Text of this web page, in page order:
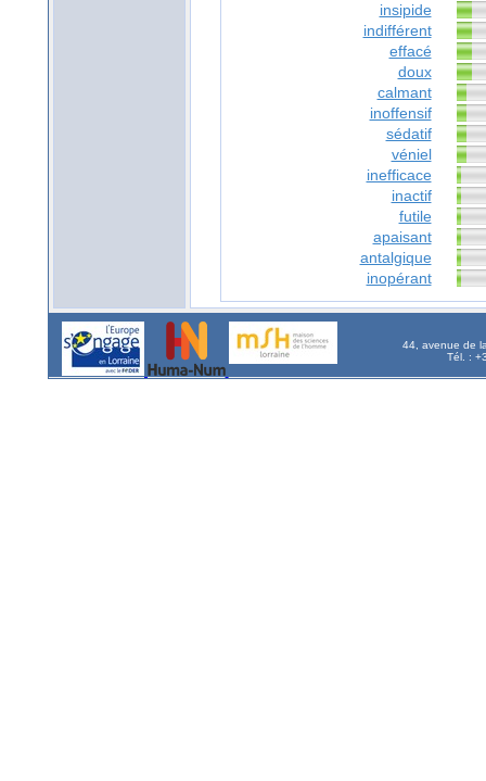
insipide
indifférent
effacé
doux
calmant
inoffensif
sédatif
véniel
inefficace
inactif
futile
apaisant
antalgique
inopérant
44, avenue de
Tél. :